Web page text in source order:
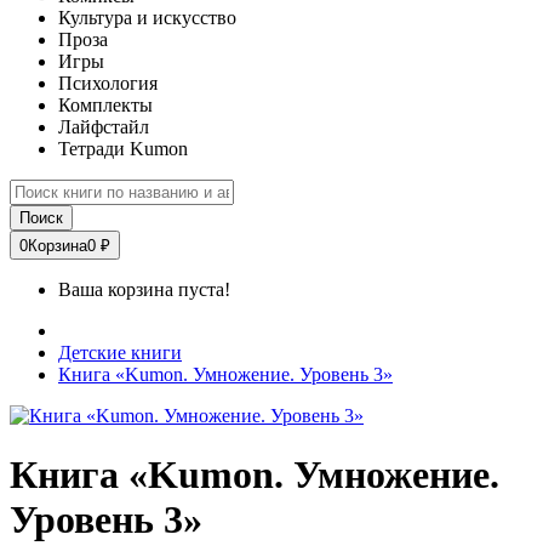
Культура и искусство
Проза
Игры
Психология
Комплекты
Лайфстайл
Тетради Kumon
Поиск
0Корзина0 ₽
Ваша корзина пуста!
Детские книги
Книга «Kumon. Умножение. Уровень 3»
Книга «Kumon. Умножение.
Уровень 3»